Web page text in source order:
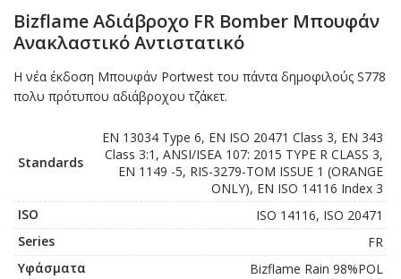
Bizflame Αδιάβροχο FR Bomber Mπουφάν
Ανακλαστικό Αντιστατικό
Η νέα έκδοση Μπουφάν Portwest του πάντα δημοφιλούς S778
πολυ πρότυπου αδιάβροχου τζάκετ.
Standards
EN 13034 Type 6, EN ISO 20471 Class 3, EN 343
Class 3:1, ANSI/ISEA 107: 2015 TYPE R CLASS 3,
EN 1149 -5, RIS-3279-TOM ISSUE 1 (ORANGE
ONLY), EN ISO 14116 Index 3
ISO
ISO 14116, ISO 20471
Series
FR
Υφάσματα
Bizflame Rain 98%POL